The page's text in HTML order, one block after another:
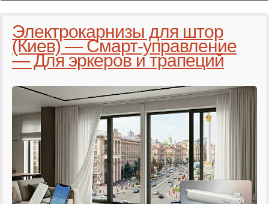
Электрокарнизы для штор
(Киев) — Смарт-управление
— Для эркеров и трапеций